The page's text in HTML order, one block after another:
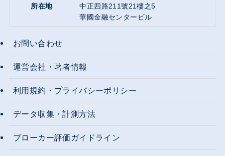
所在地
中正四路211號21樓之5
華國金融センタービル
お問い合わせ
運営会社・著者情報
利用規約・プライバシーポリシー
データ収集・計測方法
ブローカー評価ガイドライン